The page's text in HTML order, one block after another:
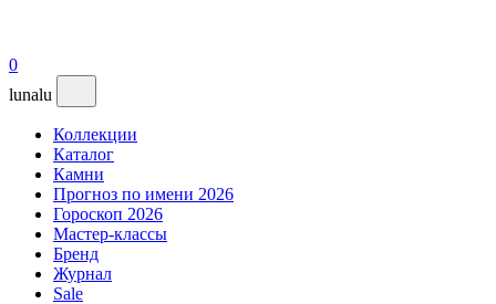
0
lunalu
Коллекции
Каталог
Камни
Прогноз по имени 2026
Гороскоп 2026
Мастер-классы
Бренд
Журнал
Sale